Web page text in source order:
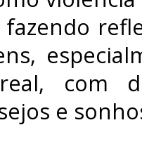
com
e